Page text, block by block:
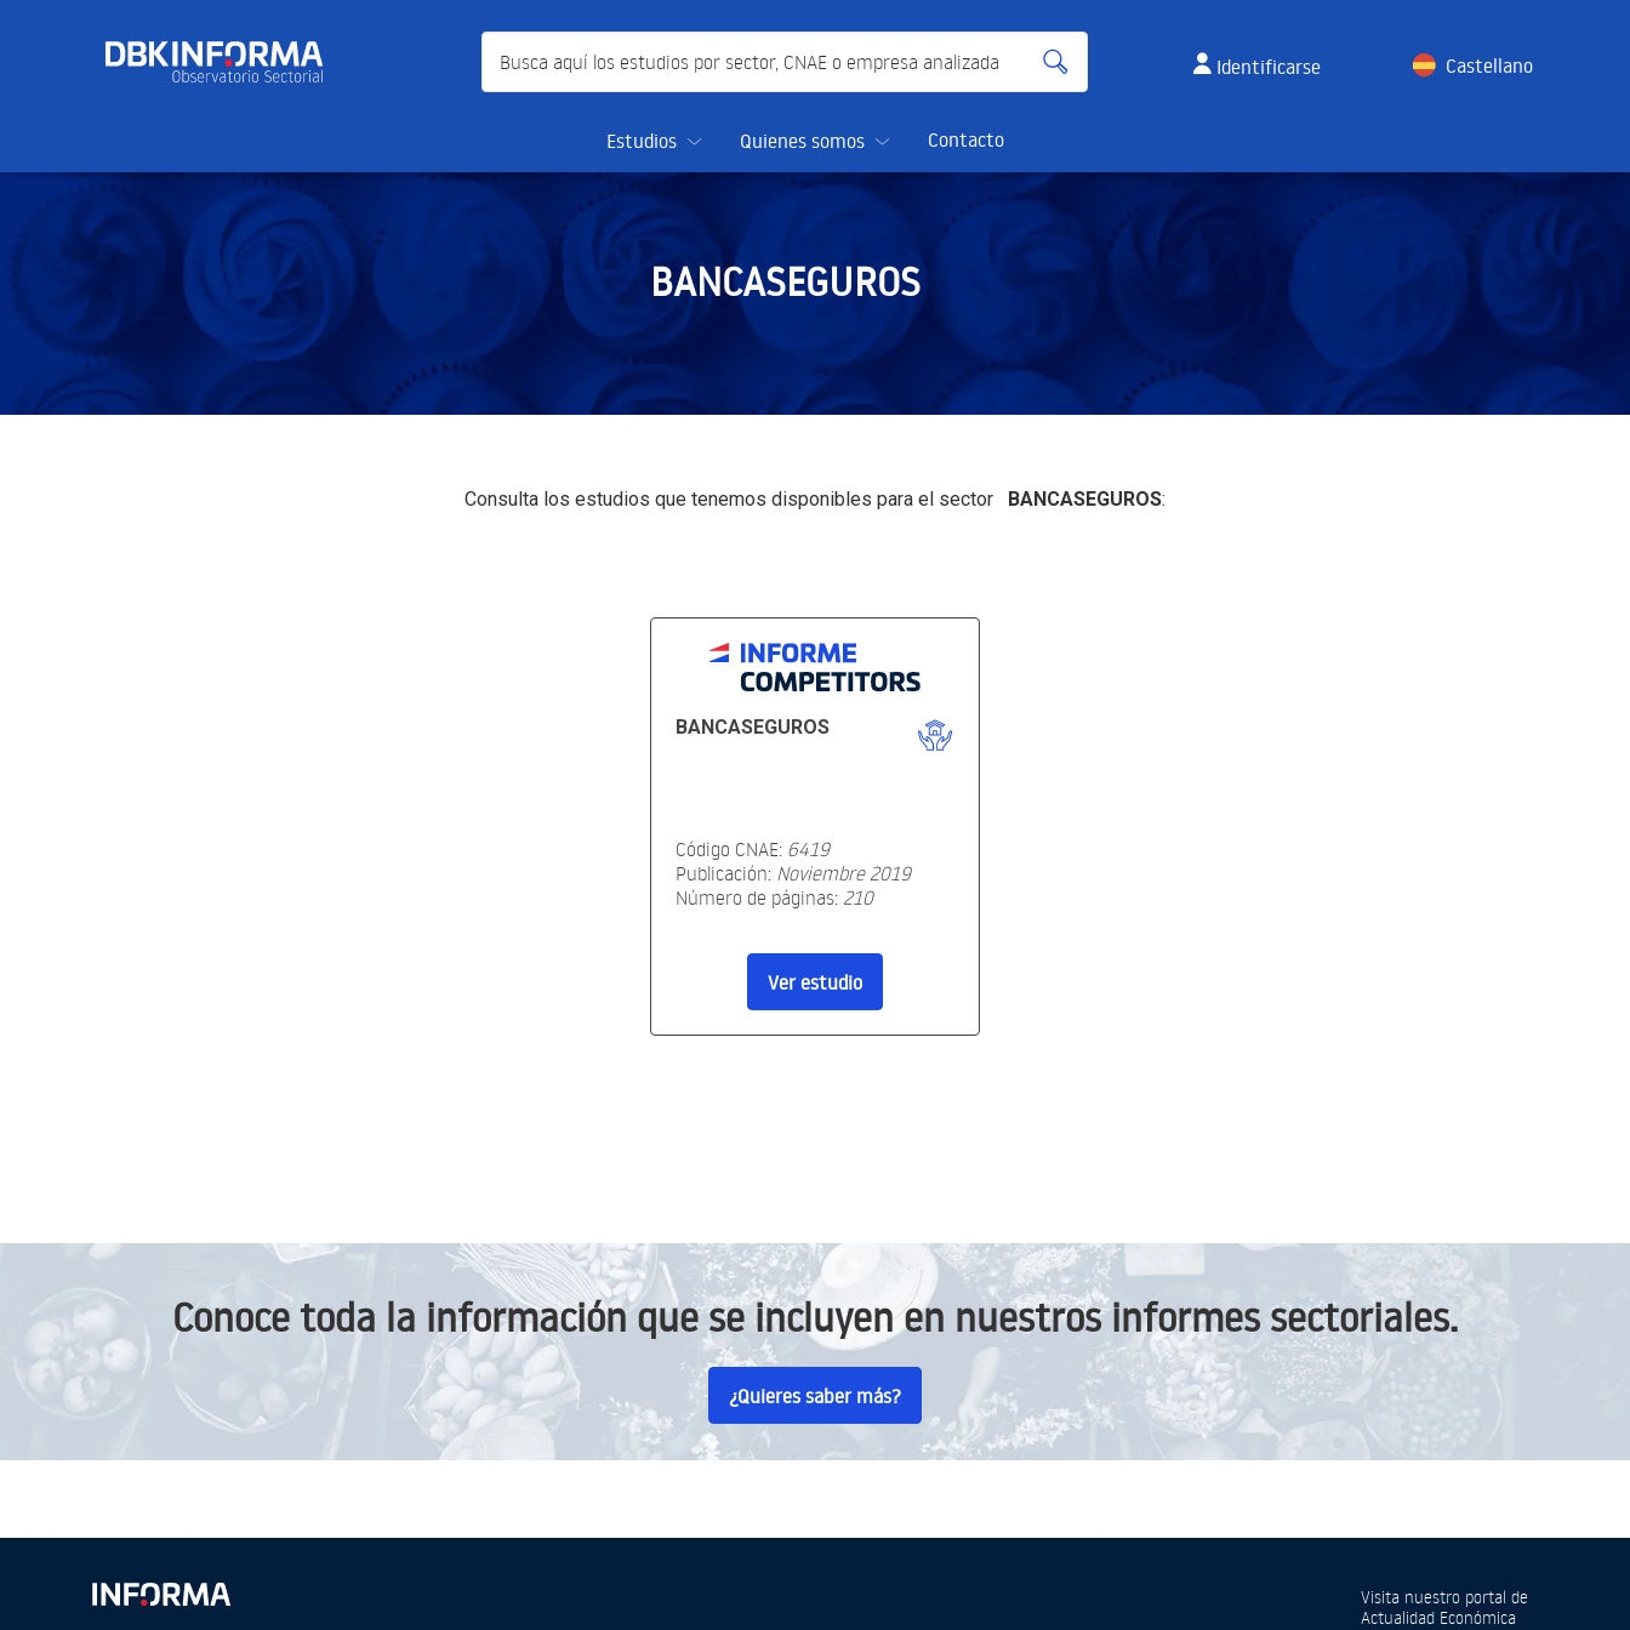
Identificarse
Castellano
Estudios
Quienes somos Contacto
BANCASEGUROS
Consulta los estudios que tenemos disponibles para el sector BANCASEGUROS:
BANCASEGUROS
Código CNAE: 6419
Publicación: Noviembre 2019
Número de páginas: 210
Ver estudio
Conoce toda la información que se incluyen en nuestros informes sectoriales.
¿Quieres saber más?
Visita nuestro portal de
Actualidad Económica